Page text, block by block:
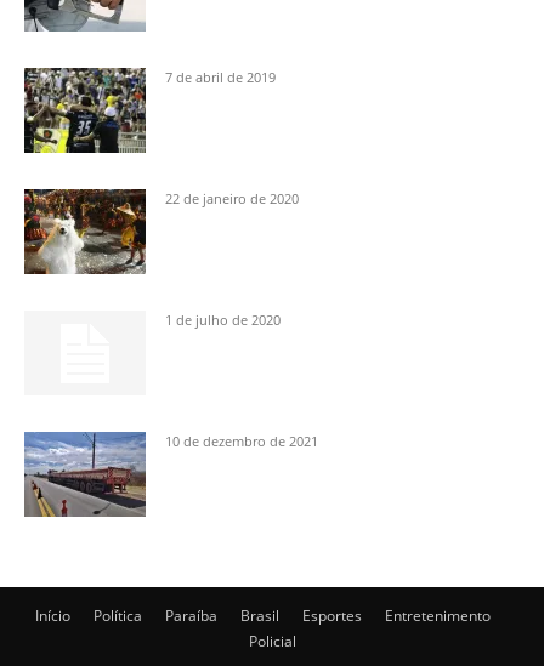
7 de abril de 2019
22 de janeiro de 2020
1 de julho de 2020
10 de dezembro de 2021
Início Política Paraíba Brasil Esportes
Entretenimento
Policial